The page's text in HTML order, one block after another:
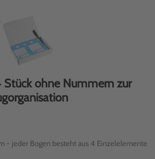
ohne Nummern zur
- jeder Bogen besteht aus 4 Einzelelemente